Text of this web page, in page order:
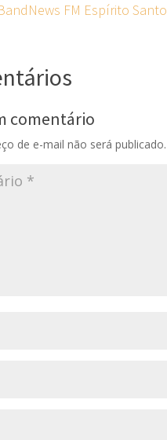
FM Espírito Santo
comentário
de e-mail não será publicado.